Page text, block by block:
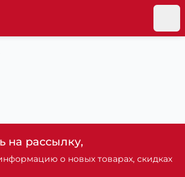
на рассылку,
о новых товарах, скидках